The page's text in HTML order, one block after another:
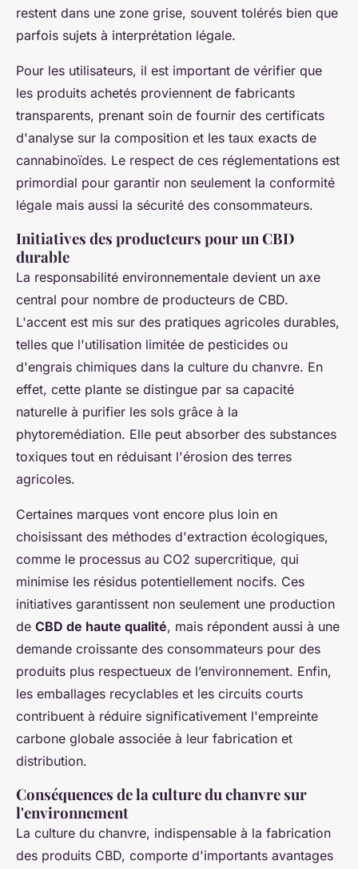
restent dans une zone grise, souvent tolérés bien que
parfois sujets à interprétation légale.
Pour les utilisateurs, il est important de vérifier que
les produits achetés proviennent de fabricants
transparents, prenant soin de fournir des certificats
d'analyse sur la composition et les taux exacts de
cannabinoïdes. Le respect de ces réglementations est
primordial pour garantir non seulement la conformité
légale mais aussi la sécurité des consommateurs.
Initiatives des producteurs pour un CBD
durable
La responsabilité environnementale devient un axe
central pour nombre de producteurs de CBD.
L'accent est mis sur des pratiques agricoles durables,
telles que l'utilisation limitée de pesticides ou
d'engrais chimiques dans la culture du chanvre. En
effet, cette plante se distingue par sa capacité
naturelle à purifier les sols grâce à la
phytoremédiation. Elle peut absorber des substances
toxiques tout en réduisant l'érosion des terres
agricoles.
Certaines marques vont encore plus loin en
choisissant des méthodes d'extraction écologiques,
comme le processus au CO2 supercritique, qui
minimise les résidus potentiellement nocifs. Ces
initiatives garantissent non seulement une production
de CBD de haute qualité, mais répondent aussi à une
demande croissante des consommateurs pour des
produits plus respectueux de l’environnement. Enfin,
les emballages recyclables et les circuits courts
contribuent à réduire significativement l'empreinte
carbone globale associée à leur fabrication et
distribution.
Conséquences de la culture du chanvre sur
l'environnement
La culture du chanvre, indispensable à la fabrication
des produits CBD, comporte d'importants avantages